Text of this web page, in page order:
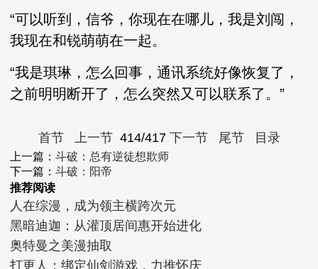
“可以听到，信爷，你现在在哪儿，我是刘闯，
我现在和锐萌萌在一起。
“我是琪琳，怎么回事，通讯系统好像恢复了，
之前明明断开了，怎么突然又可以联系了。”
首节 上一节 414/417 下一节 尾节 目录
上一篇：斗破：总有逆徒想欺师
下一篇：斗破：阳帝
推荐阅读
人在综漫，成为领主横跨次元
黑暗迪迦：从灌顶居间惠开始进化
奥特曼之美漫抽取
打更人：绑定仙剑游戏，力推怀庆